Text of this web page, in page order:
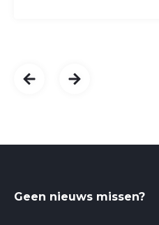
Geen nieuws missen?